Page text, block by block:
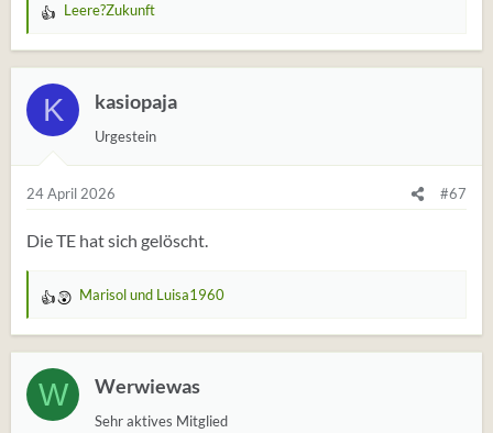
W
r
t
u
n
e
n
:
Leere?Zukunft
K kasiopaja
Urgestein
24 April 2026 #67
Die TE hat sich gelöscht.
W
r
t
u
n
Marisolund Luisa1960
W Werwiewas
Sehr aktives Mitglied